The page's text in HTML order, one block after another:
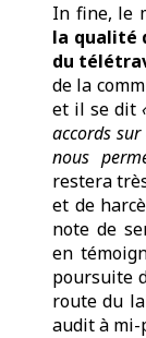
In fine, le
la qualité
du
de la
et il se dit
accords sur
nous
restera
et de
note de
en
poursuite
route du
audit à mi-